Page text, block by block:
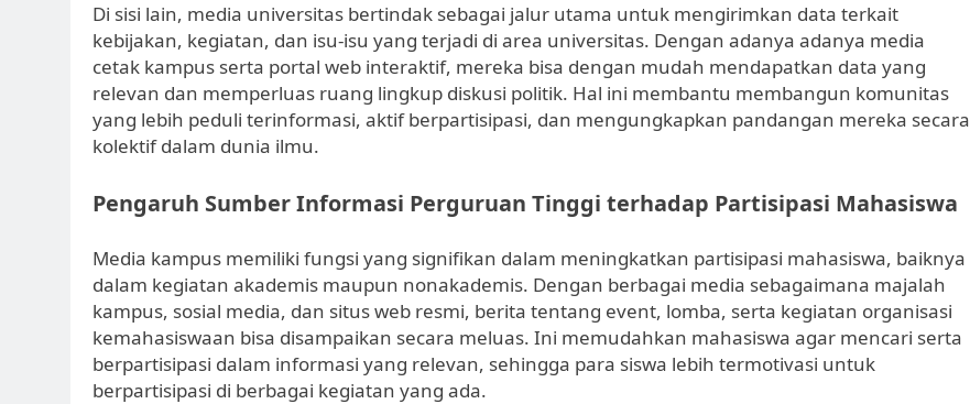
Di sisi lain, media universitas bertindak sebagai jalur utama untuk mengirimkan data terkait
kebijakan, kegiatan, dan isu-isu yang terjadi di area universitas. Dengan adanya adanya media
cetak kampus serta portal web interaktif, mereka bisa dengan mudah mendapatkan data yang
relevan dan memperluas ruang lingkup diskusi politik. Hal ini membantu membangun komunitas
yang lebih peduli terinformasi, aktif berpartisipasi, dan mengungkapkan pandangan mereka secara
kolektif dalam dunia ilmu.
Pengaruh Sumber Informasi Perguruan Tinggi terhadap Partisipasi Mahasiswa
Media kampus memiliki fungsi yang signifikan dalam meningkatkan partisipasi mahasiswa, baiknya
dalam kegiatan akademis maupun nonakademis. Dengan berbagai media sebagaimana majalah
kampus, sosial media, dan situs web resmi, berita tentang event, lomba, serta kegiatan organisasi
kemahasiswaan bisa disampaikan secara meluas. Ini memudahkan mahasiswa agar mencari serta
berpartisipasi dalam informasi yang relevan, sehingga para siswa lebih termotivasi untuk
berpartisipasi di berbagai kegiatan yang ada.